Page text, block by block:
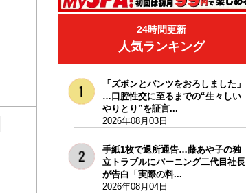
24時間更新
人気ランキング
「ズボンとパンツをおろしました」
…口腔性交に至るまでの“生々しい
やりとり”を証言...
2026年08月03日
手紙1枚で退所通告…藤あや子の独
立トラブルにバーニング二代目社長
が告白「実際の料...
2026年08月04日